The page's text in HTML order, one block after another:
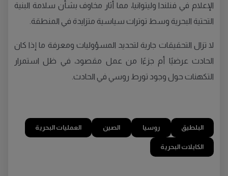
الإعلام في فنلندا وليتوانيا، مما أثار مخاوف بشأن سلامة البنية
التحتية البحرية وسط توترات سياسية متزايدة في المنطقة.
لا تزال التحقيقات جارية لتحديد المسؤوليات ومعرفة ما إذا كان
الحادث عرضيًا أم جزءًا من عمل مقصود، في ظل استمرار
التكهنات حول وجود تورط روسي في الحادث.
البلطيق روسيا الصين العمليات البحرية
الكابلات البحرية